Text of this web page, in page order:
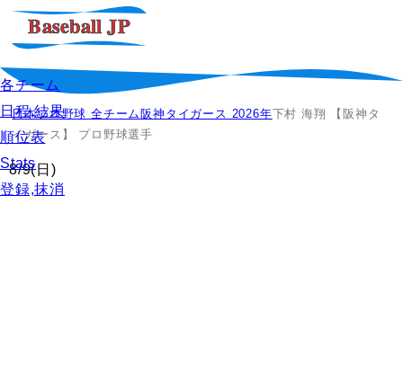
各チーム
日程,結果
順位表
Stats
登録,抹消
日本プロ野球 全チーム 阪神タイガース 2026年下村 海翔 【阪神タ
イガース】 プロ野球選手
8/9(日)